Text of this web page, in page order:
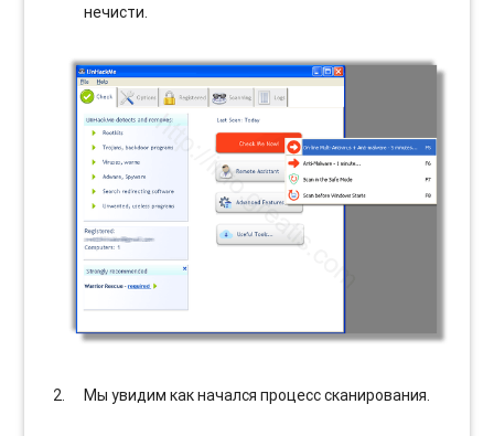
нечисти.
Мы увидим как начался процесс сканирования.